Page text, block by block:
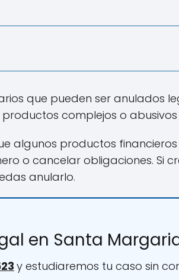
que pueden ser anulados
complejos o
algunos productos
o cancelar obligaciones. Si
anularlo.
en Santa
y estudiaremos tu caso sin